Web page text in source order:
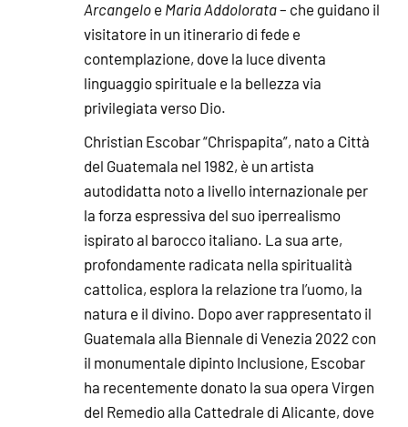
Arcangeloe Maria Addolorata– che guidano il
visitatore in un itinerario di fede e
contemplazione, dove la luce diventa
linguaggio spirituale e la bellezza via
privilegiata verso Dio.
Christian Escobar “Chrispapita”, nato a Città
del Guatemala nel 1982, è un artista
autodidatta noto a livello internazionale per
la forza espressiva del suo iperrealismo
ispirato al barocco italiano. La sua arte,
profondamente radicata nella spiritualità
cattolica, esplora la relazione tra l’uomo, la
natura e il divino. Dopo aver rappresentato il
Guatemala alla Biennale di Venezia 2022 con
il monumentale dipinto Inclusione, Escobar
ha recentemente donato la sua opera Virgen
del Remedio alla Cattedrale di Alicante, dove